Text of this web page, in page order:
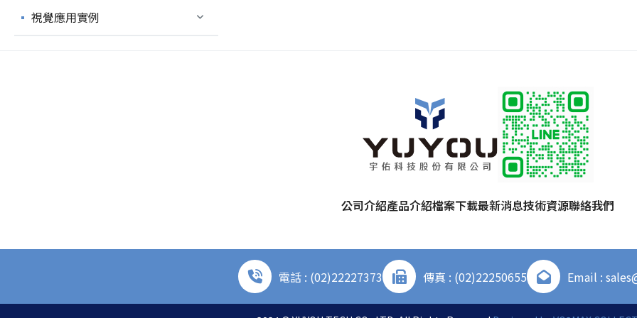
視覺應用實例
公司介紹產品介紹檔案下載最新消息技術資源聯絡我們
電話 : (02)22227373 傳真 : (02)22250655 Email :